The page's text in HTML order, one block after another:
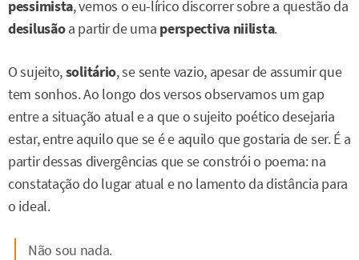
pessimista, vemos o eu-lírico discorrer sobre a questão da
desilusãoa partir de uma perspectiva niilista.
O sujeito,solitário, se sente vazio, apesar de assumir que
tem sonhos. Ao longo dos versos observamos um gap
entre a situação atual e a que o sujeito poético desejaria
estar, entre aquilo que se é e aquilo que gostaria de ser. É a
partir dessas divergências que se constrói o poema: na
constatação do lugar atual e no lamento da distância para
o ideal.
Não sou nada.